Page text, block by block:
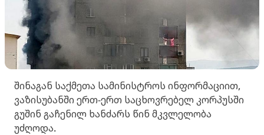
შინაგან საქმეთა სამინისტროს ინფორმაციით,
ვაზისუბანში ერთ-ერთ საცხოვრებელ კორპუსში
გუშინ გაჩენილ ხანძარს წინ მკვლელობა
უძღოდა.